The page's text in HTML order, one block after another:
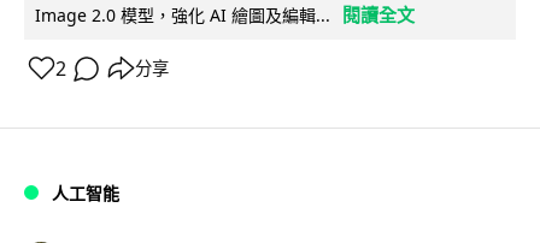
Image 2.0 模型，強化 AI 繪圖及編輯...
閱讀全文
2 分享
人工智能